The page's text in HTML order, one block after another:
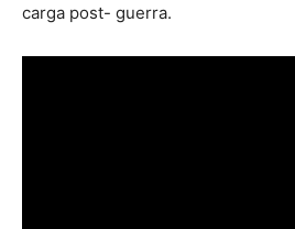
carga post- guerra.